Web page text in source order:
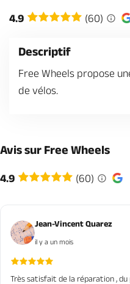
Brochures & Cartes
4.9 (60)
Descriptif
Free Wheels propose
de vélos.
Avis sur Free Wheels
4.9 (60)
Jean-Vincent Quarez
il y a un mois
Très satisfait de la réparation ,